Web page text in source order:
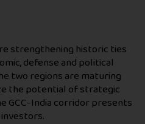
strengthening historic ties
defense and political
two regions are maturing
the potential of strategic
GCC-India corridor presents